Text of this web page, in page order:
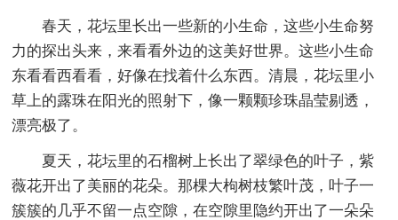
春天，花坛里长出一些新的小生命，这些小生命努
力的探出头来，来看看外边的这美好世界。这些小生命
东看看西看看，好像在找着什么东西。清晨，花坛里小
草上的露珠在阳光的照射下，像一颗颗珍珠晶莹剔透，
漂亮极了。
夏天，花坛里的石榴树上长出了翠绿色的叶子，紫
薇花开出了美丽的花朵。那棵大枸树枝繁叶茂，叶子一
簇簇的几乎不留一点空隙，在空隙里隐约开出了一朵朵